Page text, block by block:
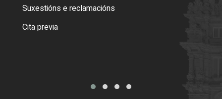
Suxestións e reclamacións
Cita previa